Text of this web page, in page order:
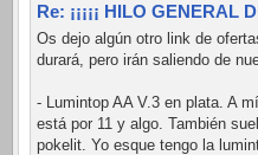
Re: ¡¡¡¡¡ HILO GENERAL
Os dejo algún otro link de
durará, pero irán saliendo de
- Lumintop AA V.3 en plata. A
está por 11 y algo. También
pokelit. Yo esque tengo la